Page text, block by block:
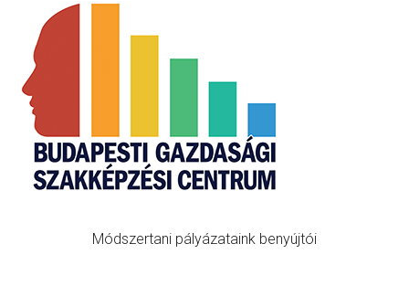
Primary
Sidebar
Módszertani pályázataink benyújtói